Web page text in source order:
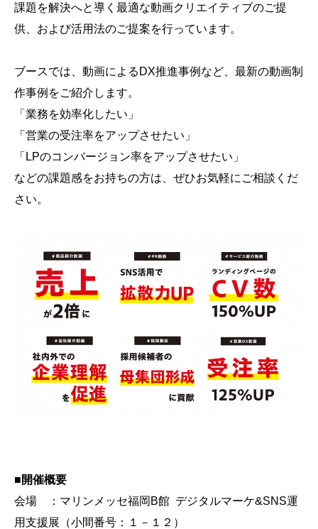
課題を解決へと導く最適な動画クリエイティブのご提
供、および活用法のご提案を行っています。
ブースでは、動画によるDX推進事例など、最新の動画制
作事例をご紹介します。
「業務を効率化したい」
「営業の受注率をアップさせたい」
「LPのコンバージョン率をアップさせたい」
などの課題感をお持ちの方は、ぜひお気軽にご相談くだ
さい。
■開催概要
会場 ：マリンメッセ福岡B館 デジタルマーケ&SNS運
用支援展（小間番号：１－１２）